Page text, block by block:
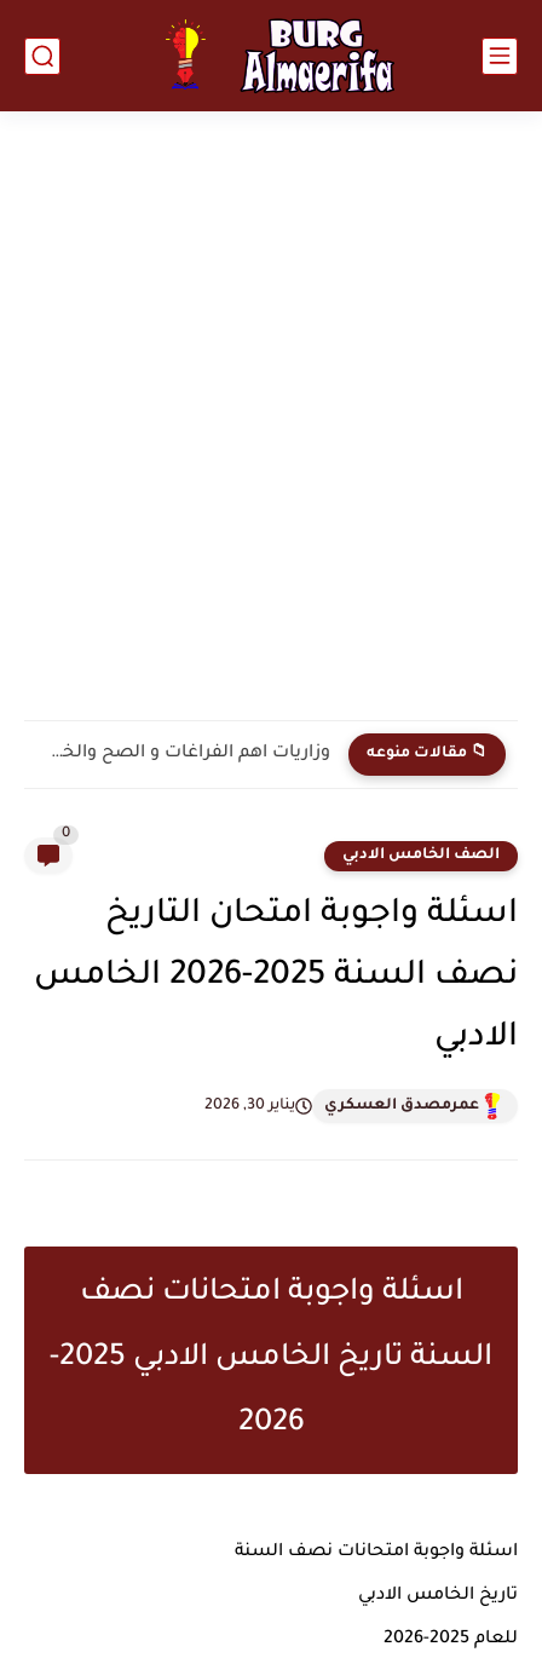
📁 مقالات منوعه
الصف الخامس الادبي
0
اسئلة واجوبة امتحان التاريخ
نصف السنة 2025-2026 الخامس
الادبي
عمرمصدق العسكري يناير 30, 2026
اسئلة واجوبة امتحانات نصف
السنة تاريخ الخامس الادبي 2025-
2026
اسئلة واجوبة امتحانات نصف السنة
تاريخ الخامس الادبي
للعام 2025-2026